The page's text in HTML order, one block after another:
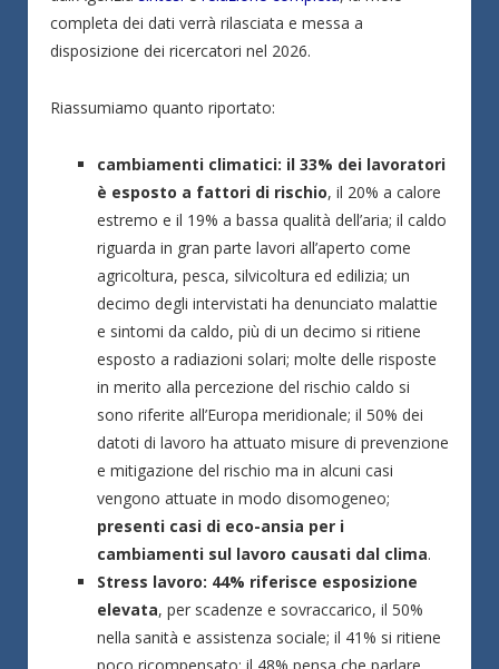
completa dei dati verrà rilasciata e messa a
disposizione dei ricercatori nel 2026.
Riassumiamo quanto riportato:
cambiamenti climatici: il 33% dei lavoratori
è esposto a fattori di rischio, il 20% a calore
estremo e il 19% a bassa qualità dell’aria; il caldo
riguarda in gran parte lavori all’aperto come
agricoltura, pesca, silvicoltura ed edilizia; un
decimo degli intervistati ha denunciato malattie
e sintomi da caldo, più di un decimo si ritiene
esposto a radiazioni solari; molte delle risposte
in merito alla percezione del rischio caldo si
sono riferite all’Europa meridionale; il 50% dei
datoti di lavoro ha attuato misure di prevenzione
e mitigazione del rischio ma in alcuni casi
vengono attuate in modo disomogeneo;
presenti casi di eco-ansia per i
cambiamenti sul lavoro causati dal clima.
Stress lavoro: 44% riferisce esposizione
elevata, per scadenze e sovraccarico, il 50%
nella sanità e assistenza sociale; il 41% si ritiene